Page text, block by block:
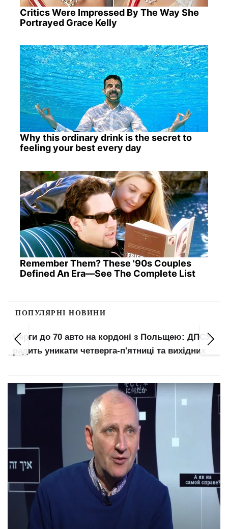
Critics Were Impressed By The Way She
Portrayed Grace Kelly
Why this ordinary drink is the secret to
feeling your best every day
Remember Them? These '90s Couples
Defined An Era—See The Complete List
ПОПУЛЯРНІ НОВИНИ
Черги до 70 авто на кордоні з Польщею: ДПСУ
радить уникати четверга-п'ятниці та вихідних